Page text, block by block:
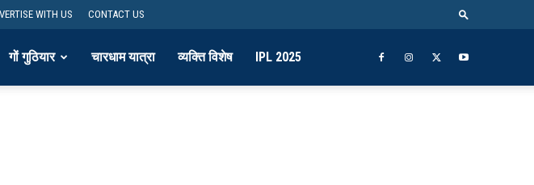
WITH US CONTACT US
गों गुठियार चारधाम यात्रा व्यक्ति विशेष IPL 2025